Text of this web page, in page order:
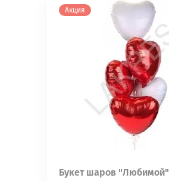
Акция
Букет шаров "Любимой"